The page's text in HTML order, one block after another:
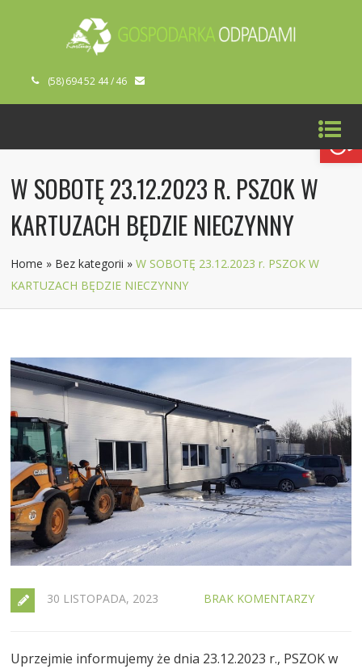
Open toolbar
(58) 694 52 44 / 46
W SOBOTĘ 23.12.2023 R. PSZOK W
KARTUZACH BĘDZIE NIECZYNNY
Home » Bez kategorii »W SOBOTĘ 23.12.2023 r. PSZOK W
KARTUZACH BĘDZIE NIECZYNNY
30 LISTOPADA, 2023 BRAK KOMENTARZY
Uprzejmie informujemy że dnia 23.12.2023 r., PSZOK w